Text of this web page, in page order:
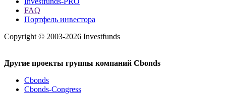
FAQ
Портфель инвестора
Copyright © 2003-2026 Investfunds
Другие проекты группы компаний Cbonds
Cbonds
Cbonds-Congress